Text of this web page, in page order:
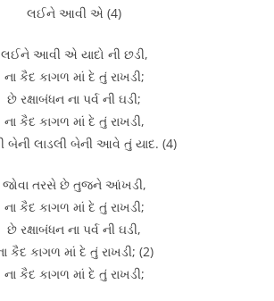
લઈને આવી એ (4)
લઈને આવી એ યાદો ની છડી,
ના કૈદ કાગળ માં દે તું રાખડી;
છે રક્ષાબંધન ના પર્વ ની ઘડી;
ના કૈદ કાગળ માં દે તું રાખડી,
બેની લાડલી બેની આવે તું યાદ. (4)
જોવા તરસે છે તુજને આંખડી,
ના કૈદ કાગળ માં દે તું રાખડી;
છે રક્ષાબંધન ના પર્વ ની ઘડી,
કૈદ કાગળ માં દે તું રાખડી; (2)
ના કૈદ કાગળ માં દે તું રાખડી;